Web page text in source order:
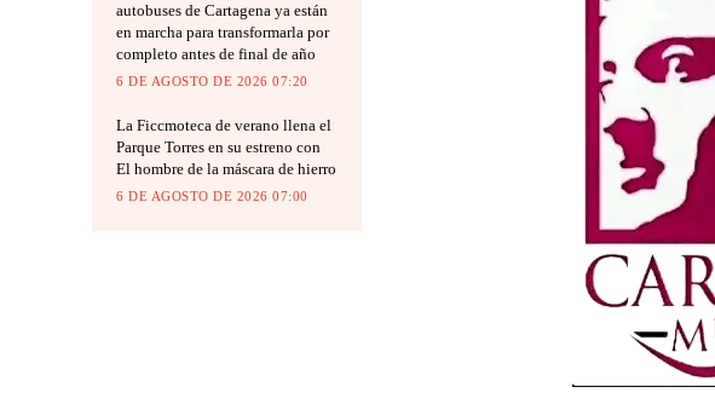
autobuses de Cartagena ya están
en marcha para transformarla por
completo antes de final de año
6 DE AGOSTO DE 2026 07:20
La Ficcmoteca de verano llena el
Parque Torres en su estreno con
El hombre de la máscara de hierro
6 DE AGOSTO DE 2026 07:00